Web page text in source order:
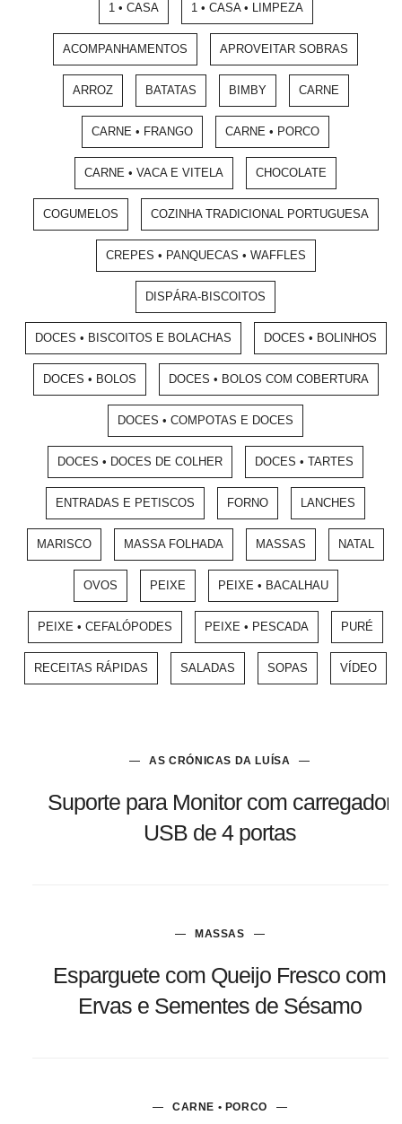
1 • CASA 1 • CASA • LIMPEZA
ACOMPANHAMENTOS APROVEITAR SOBRAS
ARROZ BATATAS BIMBY CARNE
CARNE • FRANGO CARNE • PORCO
CARNE • VACA E VITELA CHOCOLATE
COGUMELOS COZINHA TRADICIONAL PORTUGUESA
CREPES • PANQUECAS • WAFFLES
DISPÁRA-BISCOITOS
DOCES • BISCOITOS E BOLACHAS DOCES • BOLINHOS
DOCES • BOLOS DOCES • BOLOS COM COBERTURA
DOCES • COMPOTAS E DOCES
DOCES • DOCES DE COLHER DOCES • TARTES
ENTRADAS E PETISCOS FORNO LANCHES
MARISCO MASSA FOLHADA MASSAS NATAL
OVOS PEIXE PEIXE • BACALHAU
PEIXE • CEFALÓPODES PEIXE • PESCADA PURÉ
RECEITAS RÁPIDAS SALADAS SOPAS VÍDEO
AS CRÓNICAS DA LUÍSA
Suporte para Monitor com carregador
USB de 4 portas
MASSAS
Esparguete com Queijo Fresco com
Ervas e Sementes de Sésamo
CARNE • PORCO